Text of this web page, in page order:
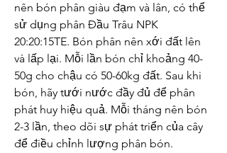
nên bón phân giàu đạm và lân, có thể
sử dụng phân Đầu Trâu NPK
20:20:15TE. Bón phân nên xới đất lên
và lấp lại. Mỗi lần bón chỉ khoảng 40-
50g cho chậu có 50-60kg đất. Sau khi
bón, hãy tưới nước đầy đủ để phân
phát huy hiệu quả. Mỗi tháng nên bón
2-3 lần, theo dõi sự phát triển của cây
để điều chỉnh lượng phân bón.